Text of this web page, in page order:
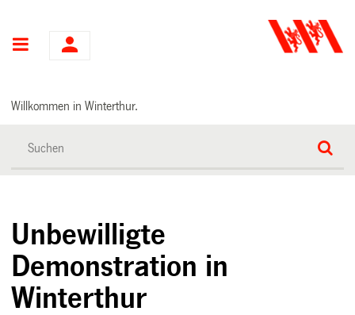
Hauptnavigation
Willkommen in Winterthur.
Unbewilligte
Demonstration in
Winterthur